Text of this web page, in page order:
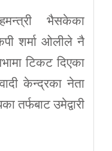
भैसकेका
शर्मा ओलीले नै
टिकट दिएका
केन्द्रका नेता
तर्फबाट उमेद्वारी